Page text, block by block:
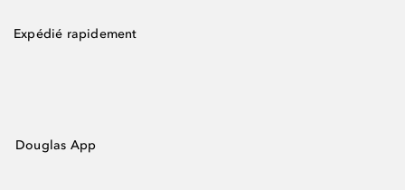
Expédié rapidement
Douglas App